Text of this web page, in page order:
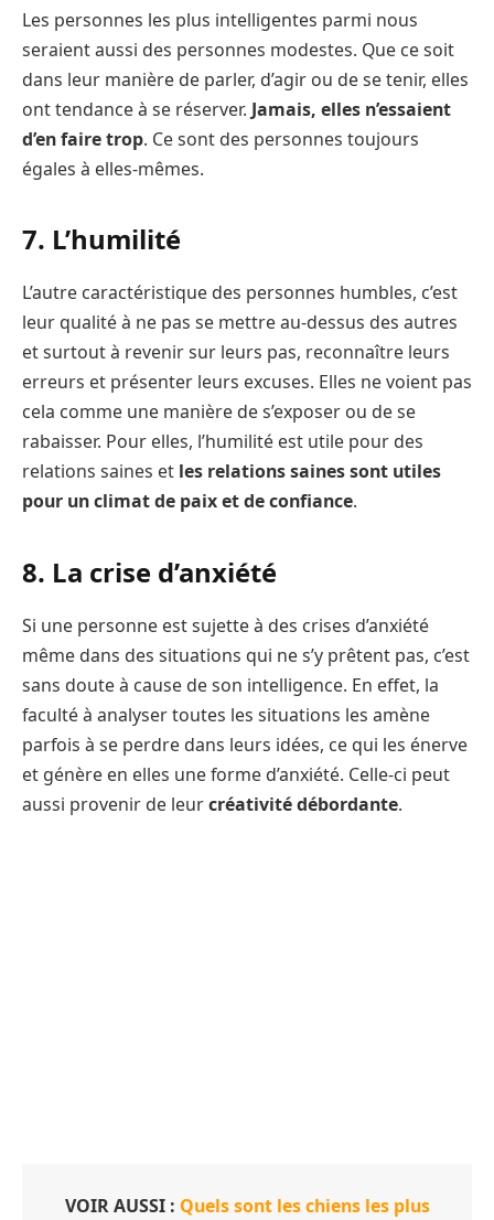
Les personnes les plus intelligentes parmi nous
seraient aussi des personnes modestes. Que ce soit
dans leur manière de parler, d’agir ou de se tenir, elles
ont tendance à se réserver. Jamais, elles n’essaient
d’en faire trop. Ce sont des personnes toujours
égales à elles-mêmes.
7. L’humilité
L’autre caractéristique des personnes humbles, c’est
leur qualité à ne pas se mettre au-dessus des autres
et surtout à revenir sur leurs pas, reconnaître leurs
erreurs et présenter leurs excuses. Elles ne voient pas
cela comme une manière de s’exposer ou de se
rabaisser. Pour elles, l’humilité est utile pour des
relations saines et les relations saines sont utiles
pour un climat de paix et de confiance.
8. La crise d’anxiété
Si une personne est sujette à des crises d’anxiété
même dans des situations qui ne s’y prêtent pas, c’est
sans doute à cause de son intelligence. En effet, la
faculté à analyser toutes les situations les amène
parfois à se perdre dans leurs idées, ce qui les énerve
et génère en elles une forme d’anxiété. Celle-ci peut
aussi provenir de leurcréativité débordante.
VOIR AUSSI : Quels sont les chiens les plus